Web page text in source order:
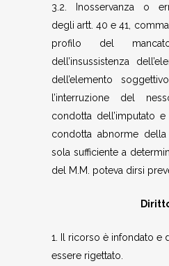
3.2. Inosservanza o
degli artt. 40 e 41,
profilo del
dell’insussistenza
dell’elemento
l’interruzione del
condotta dell’imputato e
condotta abnorme
sola sufficiente a
del M.M. poteva dirsi
1. Il ricorso è infondato e
essere rigettato.